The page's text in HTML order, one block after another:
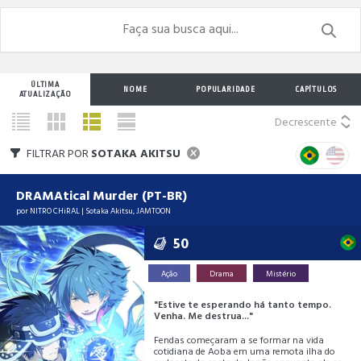
ÚLTIMA
ATUALIZAÇÃO
NOME POPULARIDADE CAPÍTULOS
Decrescente
FILTRAR PORSOTAKA AKITSU
DRAMAtical Murder (PT-BR)
porNITRO CHiRAL| Sotaka Akitsu,JAMTOON
50
Ação Drama Mistério
"Estive te esperando há tanto tempo.
Venha. Me destrua..."
Fendas começaram a se formar na vida
cotidiana de Aoba em uma remota ilha do